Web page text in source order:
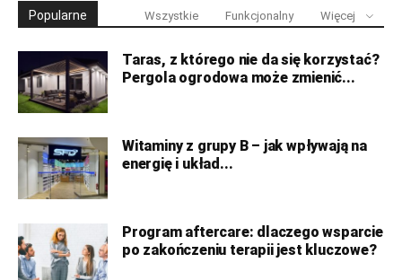
Popularne Wszystkie Funkcjonalny Więcej
Taras, z którego nie da się korzystać?
Pergola ogrodowa może zmienić...
Witaminy z grupy B – jak wpływają na
energię i układ...
Program aftercare: dlaczego wsparcie
po zakończeniu terapii jest kluczowe?